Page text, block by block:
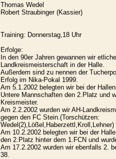
Thomas Wedel
Robert Straubinger (Kassier)
Training: Donnerstag,18 Uhr
Erfolge:
In den 90er Jahren gewannen wir
Landkreismeisterschaft in der Halle.
Außerdem sind zu nennen der
Erfolg im Nika-Pokal 1999.
Am 5.1.2002 belegten wir bei der
Untere Mannschaften den 2.Platz und
Kreismeister.
Am 2.2.2002 wurden wir AH-
gegen den FC Stein.(Torschützen:
Wedel(2),Lößel,Haberzettl,Kroll,Lehner)
Am 10.2.2002 belegten wir bei der
den 2.Platz hinter dem 1.FCN und
Am 17.2.2002 wurden wir ebenfalls 2.
38.